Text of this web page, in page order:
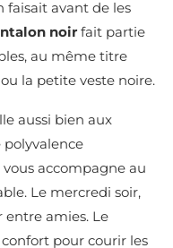
faisait avant de les
noir fait partie
au même titre
la petite veste noire.
aussi bien aux
polyvalence
accompagne au
Le mercredi soir,
entre amies. Le
pour courir les